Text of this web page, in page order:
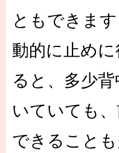
ともできま
動的に止め
ると、多少
いていても
できること